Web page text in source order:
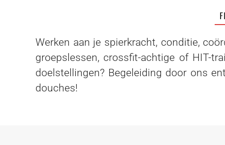
Werken aan je spierkracht, conditie,
groepslessen, crossfit-achtige of HIT-
doelstellingen? Begeleiding door ons
douches!